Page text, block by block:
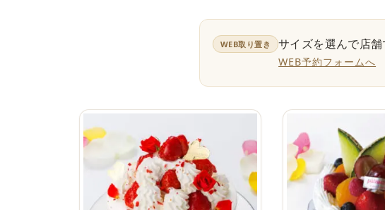
WEB取り置き サイズを選んで店舗
WEB予約フォームへ